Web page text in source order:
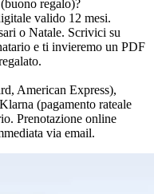
regalo)?
valido 12 mesi.
o Natale. Scrivici su
e ti invieremo un PDF
American Express),
(pagamento rateale
Prenotazione online
via email.